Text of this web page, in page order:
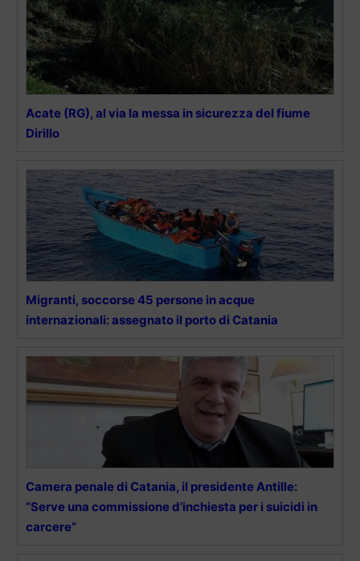
Acate (RG), al via la messa in sicurezza del fiume
Dirillo
Migranti, soccorse 45 persone in acque
internazionali: assegnato il porto di Catania
Camera penale di Catania, il presidente Antille:
“Serve una commissione d’inchiesta per i suicidi in
carcere”